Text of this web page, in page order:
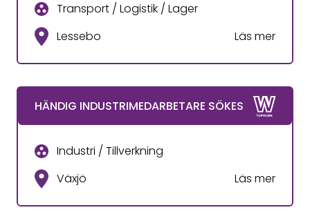
Transport / Logistik / Lager
Lessebo
Läs mer
HÄNDIG INDUSTRIMEDARBETARE SÖKES
Industri / Tillverkning
Växjö
Läs mer